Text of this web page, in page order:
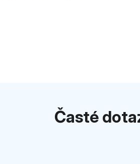
Časté